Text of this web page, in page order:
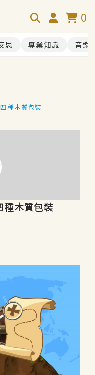
0
思 專業知識 音樂
種木質包裝
種木質包裝